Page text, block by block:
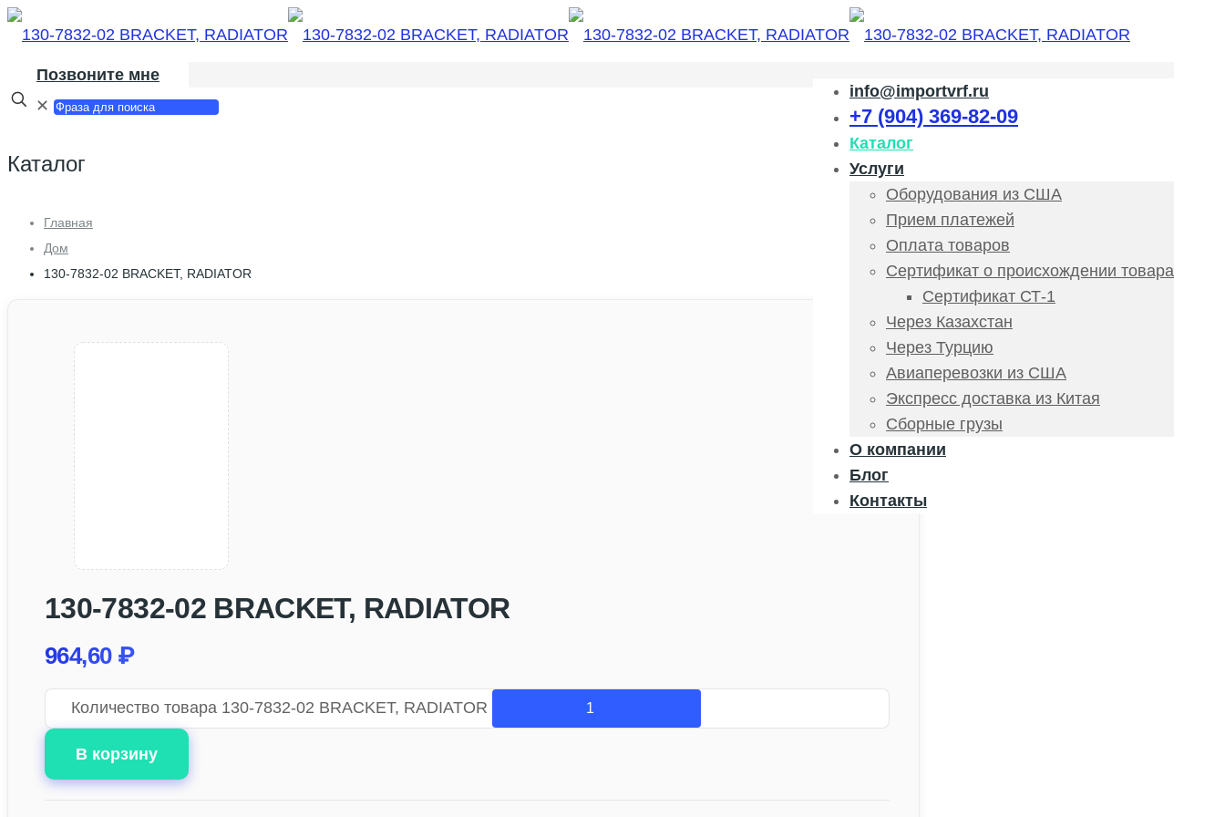
info@importvrf.ru
+7 (904) 369-82-09
Каталог
Услуги
Оборудования из США
Прием платежей
Оплата товаров
Сертификат о происхождении товара
Сертификат СТ-1
Через Казахстан
Через Турцию
Авиаперевозки из США
Экспресс доставка из Китая
Сборные грузы
О компании
Блог
Контакты
Позвоните мне
✕
Каталог
Главная
Дом
130-7832-02 BRACKET, RADIATOR
130-7832-02 BRACKET, RADIATOR
964,60 ₽
Количество товара 130-7832-02 BRACKET, RADIATOR
В корзину